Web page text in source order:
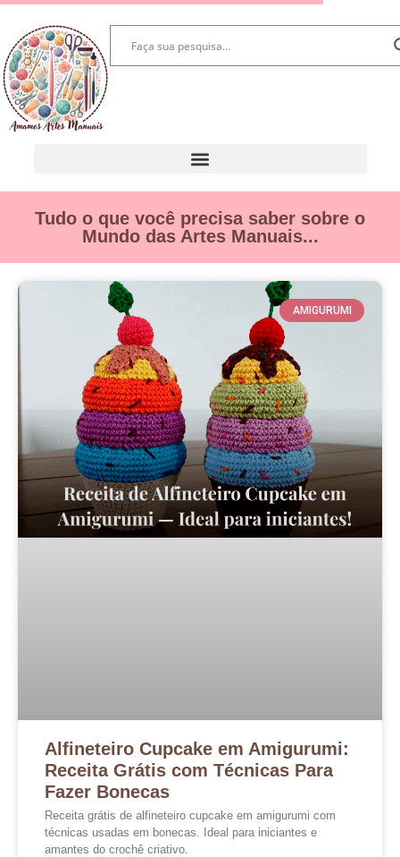
Tudo o que você precisa saber sobre o
Mundo das Artes Manuais...
AMIGURUMI
Alfineteiro Cupcake em Amigurumi:
Receita Grátis com Técnicas Para
Fazer Bonecas
Receita grátis de alfineteiro cupcake em amigurumi com
técnicas usadas em bonecas. Ideal para iniciantes e
amantes do crochê criativo.